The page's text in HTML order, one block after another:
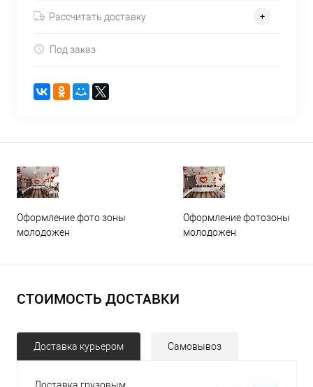
Рассчитать доставку
Под заказ
Оформление фото зоны
молодожен
Оформление фотозоны
молодожен
СТОИМОСТЬ ДОСТАВКИ
Доставка курьером Самовывоз
Доставка грузовым